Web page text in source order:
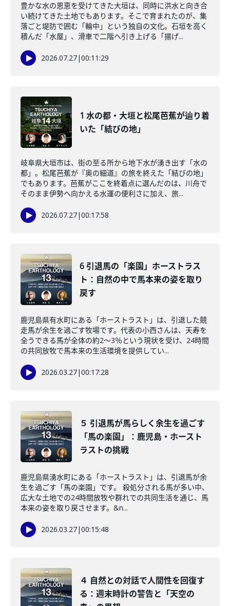
豊かな水の恩恵を受けてきた大垣は、同時に洪水と向き合
い続けてきた土地でもあります。そこで育まれたのが、集
落ごと堤防で囲む「輪中」という独自の文化。石垣を高く
積んだ「水屋」、滑車で二階へ引き上げる「揚げ...
2026.07.27|00:11:29
1 水の都・大垣と松尾芭蕉が辿り着
いた「結びの地」
岐阜県大垣市は、街の至る所から地下水が湧き出す「水の
都」。松尾芭蕉が『奥の細道』の旅を終えた「結びの地」
でもあります。芭蕉がここを終着点に選んだのは、川舟で
そのまま伊勢へ向かえる水運の便利さに加え、旅...
2026.07.27|00:17:58
6 引退馬の「楽園」ホーストラス
ト：自然の中で馬本来の姿を取り
戻す
鹿児島県有水町にある「ホーストラスト」は、引退した競
走馬が余生を過ごす牧場です。代表の小西さんは、天寿を
全うできる馬が全体の約2〜3％という現状を受け、24時間
の共同放牧で馬本来の生活環境を提供してい...
2026.03.27|00:17:28
５ 引退馬が馬らしく余生を過ごす
「馬の楽園」：鹿児島・ホースト
ラストの挑戦
鹿児島県湧水町にある「ホーストラスト」は、引退馬が余
生を過ごす「馬の楽園」です。 殺処分される馬が多い中、
広大な土地での24時間放牧や群れでの共同生活を通じ、馬
本来の姿を取り戻させます。&n...
2026.03.27|00:15:48
４ 自然との対話で人間性を回復す
る：週末時計の警告と「天空の